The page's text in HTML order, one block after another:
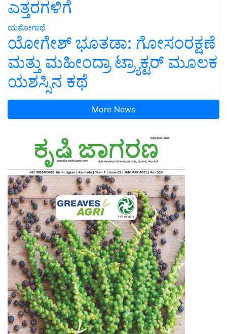
ಎತ್ತರಗಳಿಗೆ
ಯಶೋಗಾಥೆ
ಯೋಗೇಶ್ ಭೂತಡಾ: ಗೋಸಂರಕ್ಷಣೆ
ಮತ್ತು ಮಹೀಂದ್ರಾ ಟ್ರ್ಯಾಕ್ಟರ್ ಮೂಲಕ
ಯಶಸ್ಸಿನ ಕಥೆ
More News